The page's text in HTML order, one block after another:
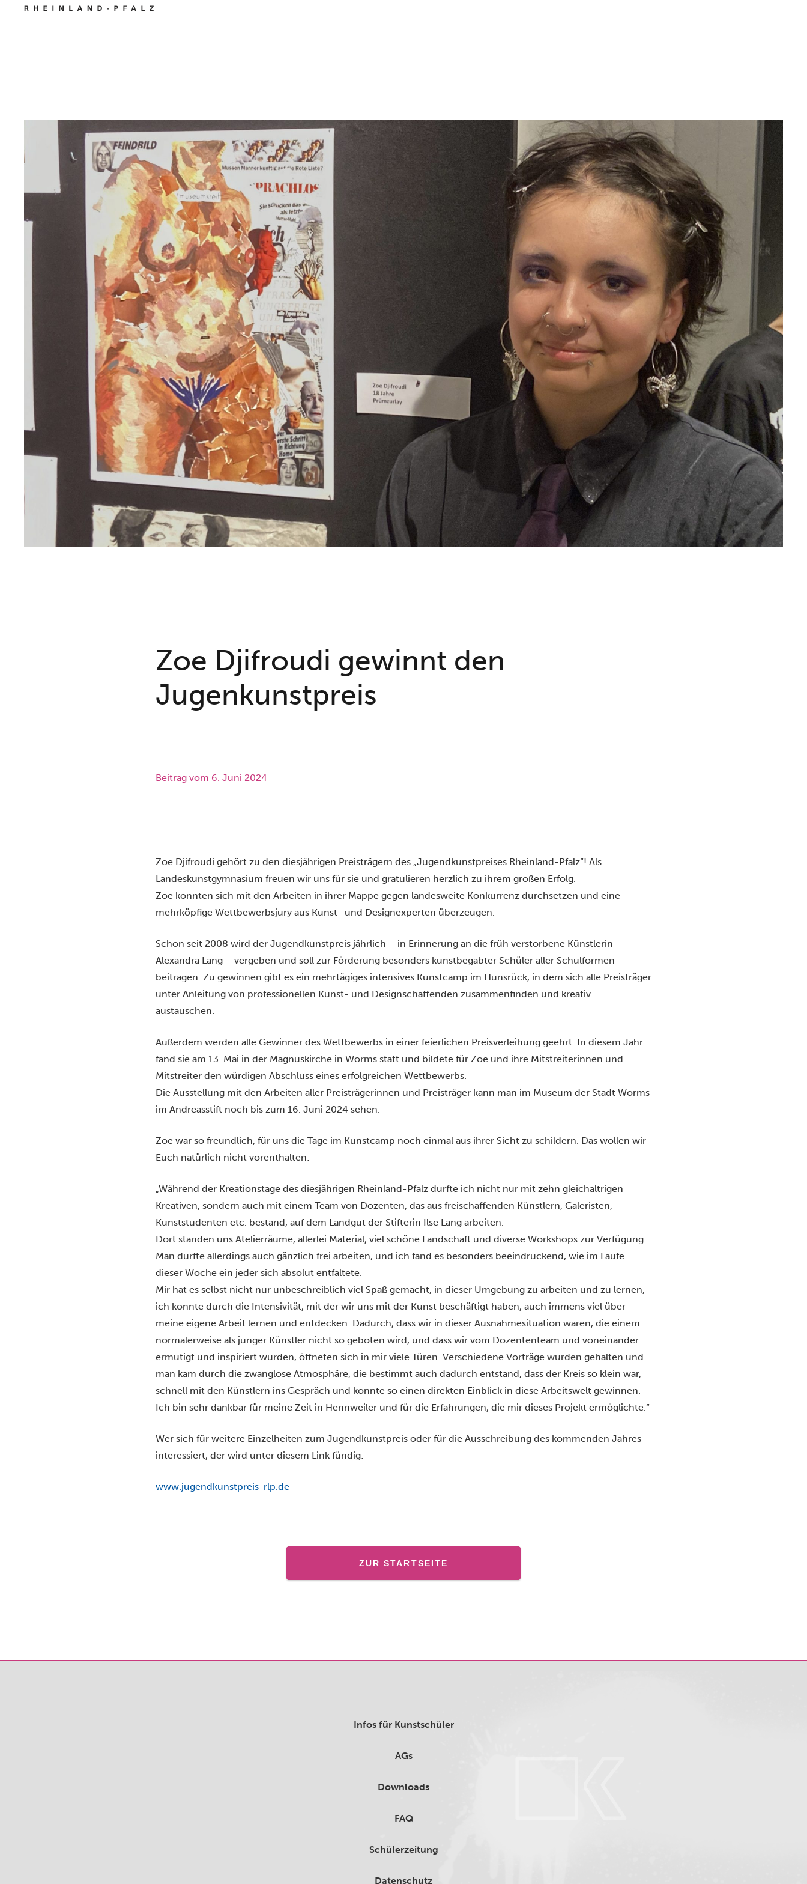
Zoe Djifroudi gewinnt den
Jugenkunstpreis
Beitrag vom 6. Juni 2024
Zoe Djifroudi gehört zu den diesjährigen Preisträgern des „Jugendkunstpreises Rheinland-Pfalz“! Als
Landeskunstgymnasium freuen wir uns für sie und gratulieren herzlich zu ihrem großen Erfolg.
Zoe konnten sich mit den Arbeiten in ihrer Mappe gegen landesweite Konkurrenz durchsetzen und eine
mehrköpfige Wettbewerbsjury aus Kunst- und Designexperten überzeugen.
Schon seit 2008 wird der Jugendkunstpreis jährlich – in Erinnerung an die früh verstorbene Künstlerin
Alexandra Lang – vergeben und soll zur Förderung besonders kunstbegabter Schüler aller Schulformen
beitragen. Zu gewinnen gibt es ein mehrtägiges intensives Kunstcamp im Hunsrück, in dem sich alle Preisträger
unter Anleitung von professionellen Kunst- und Designschaffenden zusammenfinden und kreativ
austauschen.
Außerdem werden alle Gewinner des Wettbewerbs in einer feierlichen Preisverleihung geehrt. In diesem Jahr
fand sie am 13. Mai in der Magnuskirche in Worms statt und bildete für Zoe und ihre Mitstreiterinnen und
Mitstreiter den würdigen Abschluss eines erfolgreichen Wettbewerbs.
Die Ausstellungmit den Arbeiten aller Preisträgerinnen und Preisträger kann man im Museum der Stadt Worms
im Andreasstift noch bis zum 16. Juni 2024 sehen.
Zoe war so freundlich, für uns die Tage im Kunstcamp noch einmal aus ihrer Sicht zu schildern. Das wollen wir
Euch natürlich nicht vorenthalten:
„Während der Kreationstage des diesjährigen Rheinland-Pfalz durfte ich nicht nur mit zehn gleichaltrigen
Kreativen, sondern auch mit einem Team von Dozenten, das aus freischaffenden Künstlern, Galeristen,
Kunststudenten etc. bestand, auf dem Landgut der Stifterin Ilse Lang arbeiten.
Dort standen uns Atelierräume, allerlei Material, viel schöne Landschaft und diverse Workshops zur Verfügung.
Man durfte allerdings auch gänzlich frei arbeiten, und ich fand es besonders beeindruckend, wie im Laufe
dieser Woche ein jeder sich absolut entfaltete.
Mir hat es selbst nicht nur unbeschreiblich viel Spaß gemacht, in dieser Umgebung zu arbeiten und zu lernen,
ich konnte durch die Intensivität, mit der wir uns mit der Kunst beschäftigt haben, auch immens viel über
meine eigene Arbeit lernen und entdecken. Dadurch, dass wir in dieser Ausnahmesituation waren, die einem
normalerweise als junger Künstler nicht so geboten wird, und dass wir vom Dozententeam und voneinander
ermutigt und inspiriert wurden, öffneten sich in mir viele Türen. Verschiedene Vorträge wurden gehalten und
man kam durch die zwanglose Atmosphäre, die bestimmt auch dadurch entstand, dass der Kreis so klein war,
schnell mit den Künstlern ins Gespräch und konnte so einen direkten Einblick in diese Arbeitswelt gewinnen.
Ich bin sehr dankbar für meine Zeit in Hennweiler und für die Erfahrungen, die mir dieses Projekt ermöglichte.“
Wer sich für weitere Einzelheiten zum Jugendkunstpreis oder für die Ausschreibung des kommenden Jahres
interessiert, der wird unter diesem Link fündig:
www.jugendkunstpreis-rlp.de
ZUR STARTSEITE
Infos für Kunstschüler
AGs
Downloads
FAQ
Schülerzeitung
Datenschutz